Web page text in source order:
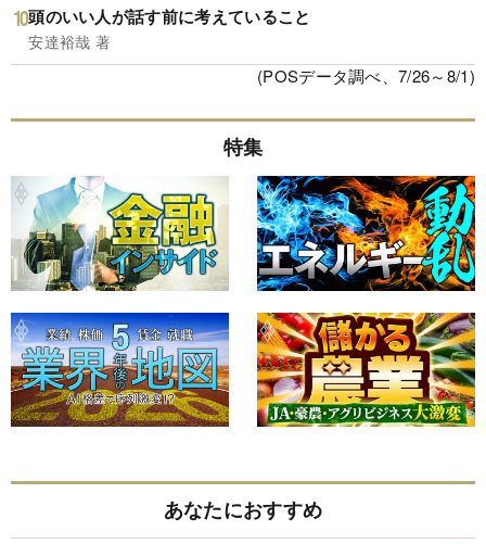
頭のいい人が話す前に考えていること
安達裕哉 著
(POSデータ調べ、7/26～8/1)
特集
あなたにおすすめ